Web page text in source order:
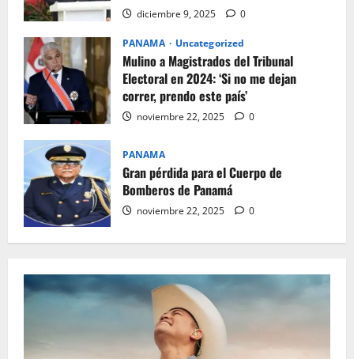
diciembre 9, 2025 0
PANAMA Uncategorized
Mulino a Magistrados del Tribunal
Electoral en 2024: ‘Si no me dejan
correr, prendo este país’
noviembre 22, 2025 0
PANAMA
Gran pérdida para el Cuerpo de
Bomberos de Panamá
noviembre 22, 2025 0